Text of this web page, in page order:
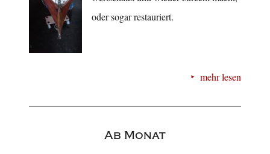
oder sogar restauriert.
mehr lesen
Ab Monat